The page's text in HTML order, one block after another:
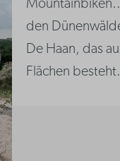
den
De Haan, das
Flächen besteht.